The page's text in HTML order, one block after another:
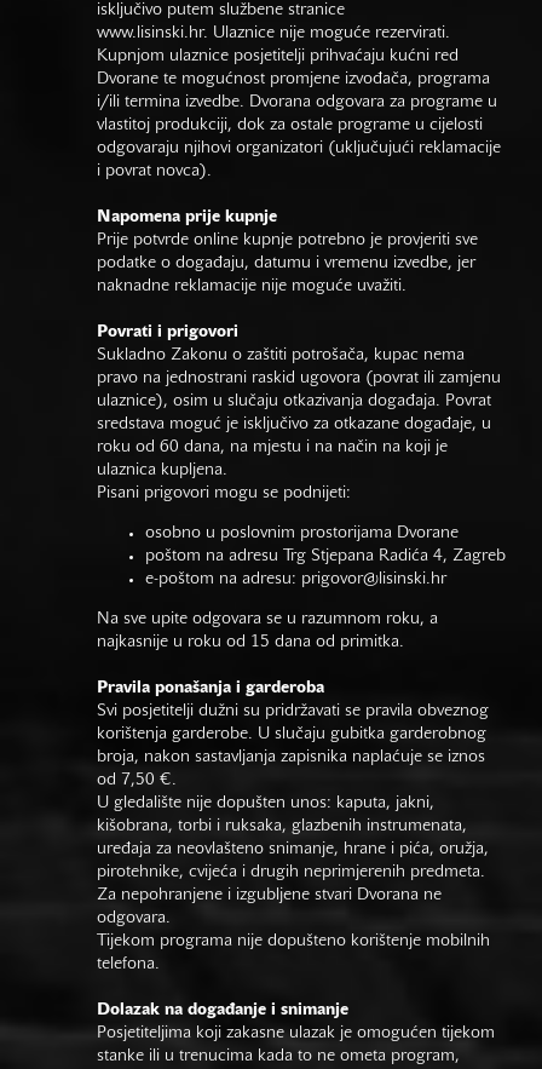
isključivo putem službene stranice
www.lisinski.hr. Ulaznice nije moguće rezervirati.
Kupnjom ulaznice posjetitelji prihvaćaju kućni red
Dvorane te mogućnost promjene izvođača, programa
i/ili termina izvedbe. Dvorana odgovara za programe u
vlastitoj produkciji, dok za ostale programe u cijelosti
odgovaraju njihovi organizatori (uključujući reklamacije
i povrat novca).
Napomena prije kupnje
Prije potvrde online kupnje potrebno je provjeriti sve
podatke o događaju, datumu i vremenu izvedbe, jer
naknadne reklamacije nije moguće uvažiti.
Povrati i prigovori
Sukladno Zakonu o zaštiti potrošača, kupac nema
pravo na jednostrani raskid ugovora (povrat ili zamjenu
ulaznice), osim u slučaju otkazivanja događaja. Povrat
sredstava moguć je isključivo za otkazane događaje, u
roku od 60 dana, na mjestu i na način na koji je
ulaznica kupljena.
Pisani prigovori mogu se podnijeti:
osobno u poslovnim prostorijama Dvorane
poštom na adresu Trg Stjepana Radića 4, Zagreb
e-poštom na adresu: prigovor@lisinski.hr
Na sve upite odgovara se u razumnom roku, a
najkasnije u roku od 15 dana od primitka.
Pravila ponašanja i garderoba
Svi posjetitelji dužni su pridržavati se pravila obveznog
korištenja garderobe. U slučaju gubitka garderobnog
broja, nakon sastavljanja zapisnika naplaćuje se iznos
od 7,50 €.
U gledalište nije dopušten unos: kaputa, jakni,
kišobrana, torbi i ruksaka, glazbenih instrumenata,
uređaja za neovlašteno snimanje, hrane i pića, oružja,
pirotehnike, cvijeća i drugih neprimjerenih predmeta.
Za nepohranjene i izgubljene stvari Dvorana ne
odgovara.
Tijekom programa nije dopušteno korištenje mobilnih
telefona.
Dolazak na događanje i snimanje
Posjetiteljima koji zakasne ulazak je omogućen tijekom
stanke ili u trenucima kada to ne ometa program,